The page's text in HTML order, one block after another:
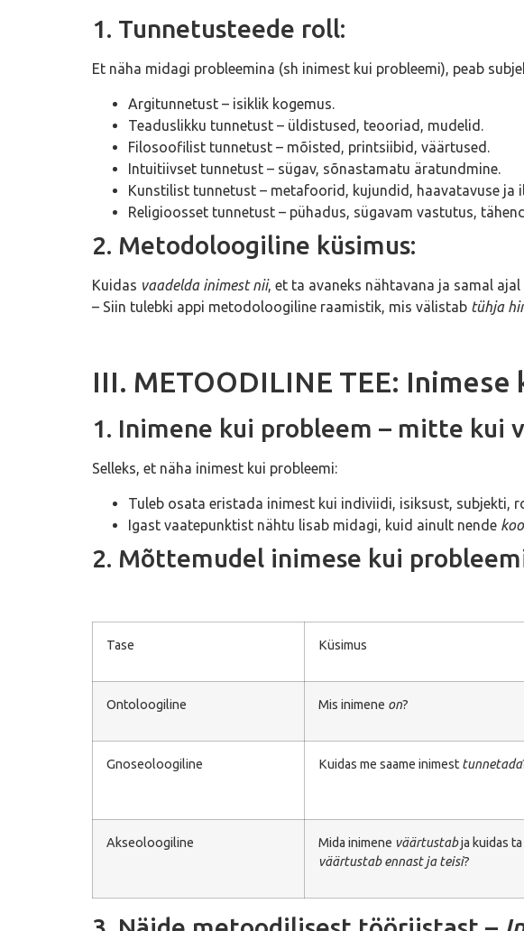
1. Tunnetusteede roll:
Et näha midagi probleemina (sh inimest kui probleemi), peab
Argitunnetust – isiklik kogemus.
Teaduslikku tunnetust – üldistused, teooriad, mudelid.
Filosoofilist tunnetust – mõisted, printsiibid, väärtused.
Intuitiivset tunnetust – sügav, sõnastamatu äratundmine.
Kunstilist tunnetust – metafoorid, kujundid, haavatavuse ja
Religioosset tunnetust – pühadus, sügavam vastutus,
2. Metodoloogiline küsimus:
Kuidas vaadelda inimest nii, et ta avaneks nähtavana ja samal ajal
– Siin tulebki appi metodoloogiline raamistik, mis välistab tühja
III. METOODILINE TEE:
1. Inimene kui probleem – mitte kui
Selleks, et näha inimest kui probleemi:
Tuleb osata eristada inimest kui indiviidi, isiksust, subjekti,
Igast vaatepunktist nähtu lisab midagi, kuid ainult nende
2. Mõttemudel inimese kui
Tase Küsimus
Ontoloogiline Mis inimene on?
Gnoseoloogiline Kuidas me saame inimest tunnetada
Akseoloogiline Mida inimene väärtustabja kuidas ta
väärtustab ennast ja teisi?